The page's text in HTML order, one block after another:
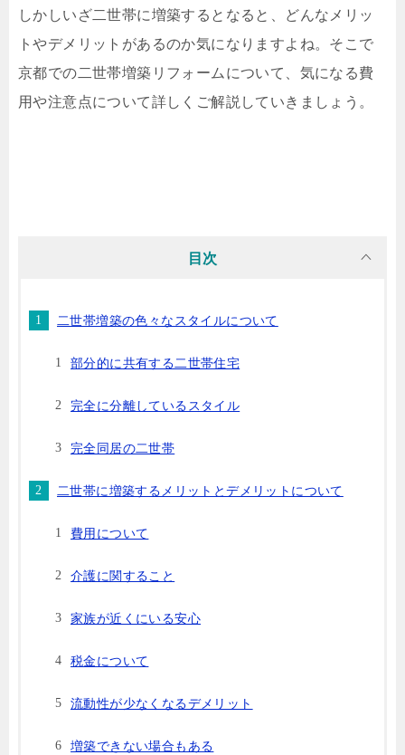
しかしいざ二世帯に増築するとなると、どんなメリッ
トやデメリットがあるのか気になりますよね。そこで
京都での二世帯増築リフォームについて、気になる費
用や注意点について詳しくご解説していきましょう。
目次
二世帯増築の色々なスタイルについて
部分的に共有する二世帯住宅
完全に分離しているスタイル
完全同居の二世帯
二世帯に増築するメリットとデメリットについて
費用について
介護に関すること
家族が近くにいる安心
税金について
流動性が少なくなるデメリット
増築できない場合もある